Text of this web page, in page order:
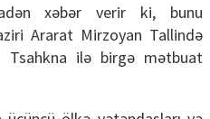
xəbər verir ki, bunu
Ararat Mirzoyan Tallində
Tsahkna ilə birgə mətbuat